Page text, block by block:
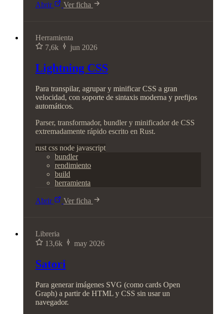
Abrir Ver ficha
Herramienta
7,6k
jun 2026
Lightning CSS
Para transpilar, agrupar y minificar CSS a gran
velocidad, con soporte de sintaxis moderna y prefijos
automáticos.
Parser, transformador, bundler y minificador de CSS
extremadamente rápido escrito en Rust.
rust css node javascript
bundler
rendimiento
build
herramienta
Abrir Ver ficha
Libreria
13,6k
may 2026
Satori
Para generar imágenes SVG (como cards Open
Graph) a partir de HTML y CSS sin usar un
navegador.